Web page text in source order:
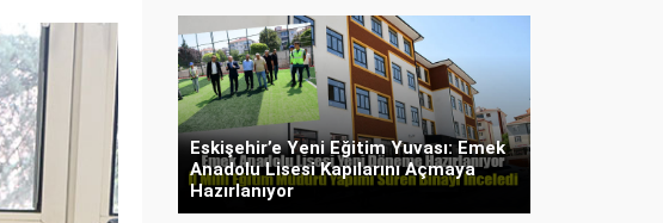
Eskişehir’e Yeni Eğitim Yuvası: Emek
Anadolu Lisesi Kapılarını Açmaya
Hazırlanıyor